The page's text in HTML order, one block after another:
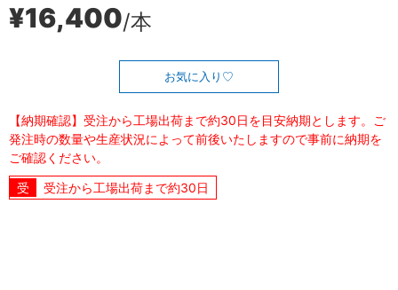
¥16,400/本
お気に入り
【納期確認】受注から工場出荷まで約30日を目安納期とします。ご
発注時の数量や生産状況によって前後いたしますので事前に納期を
ご確認ください。
受注から工場出荷まで約30日